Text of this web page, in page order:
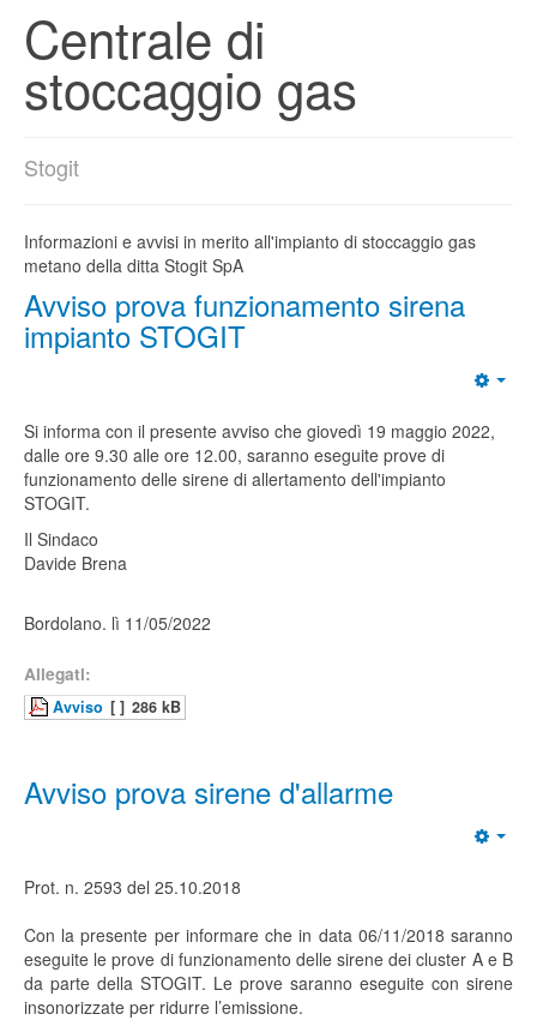
Centrale di
stoccaggio gas
Stogit
Informazioni e avvisi in merito all'impianto di stoccaggio gas
metano della ditta Stogit SpA
Avviso prova funzionamento sirena
impianto STOGIT
Si informa con il presente avviso che giovedì 19 maggio 2022,
dalle ore 9.30 alle ore 12.00, saranno eseguite prove di
funzionamento delle sirene di allertamento dell'impianto
STOGIT.
Il Sindaco
Davide Brena
Bordolano. lì 11/05/2022
Allegati:
Avviso [ ] 286 kB
Avviso prova sirene d'allarme
Prot. n. 2593 del 25.10.2018
Con la presente per informare che in data 06/11/2018 saranno
eseguite le prove di funzionamento delle sirene dei cluster A e B
da parte della STOGIT. Le prove saranno eseguite con sirene
insonorizzate per ridurre l’emissione.